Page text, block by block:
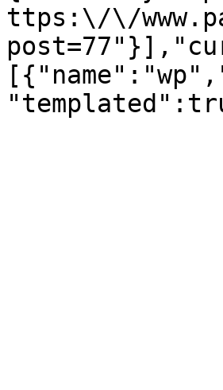
ttps:\/\/